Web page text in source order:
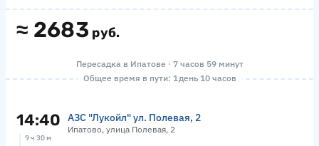
≈ 2683 руб.
Пересадка в Ипатове · 7 часов 59 минут
Общее время в пути: 1 день 10 часов
14:40 АЗС "Лукойл" ул. Полевая, 2
Ипатово, улица Полевая, 2
9 ч 30 м